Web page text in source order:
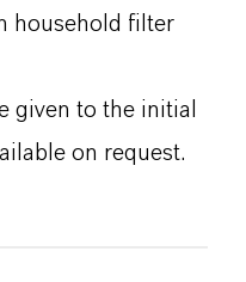
household filter
given to the initial
on request.